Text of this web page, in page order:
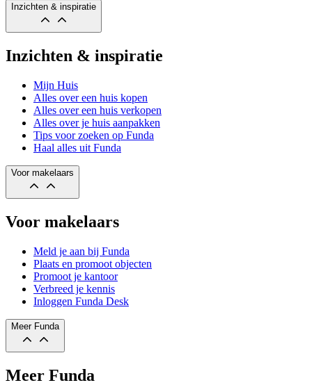
Inzichten & inspiratie
Inzichten & inspiratie
Mijn Huis
Alles over een huis kopen
Alles over een huis verkopen
Alles over je huis aanpakken
Tips voor zoeken op Funda
Haal alles uit Funda
Voor makelaars
Voor makelaars
Meld je aan bij Funda
Plaats en promoot objecten
Promoot je kantoor
Verbreed je kennis
Inloggen Funda Desk
Meer Funda
Meer Funda